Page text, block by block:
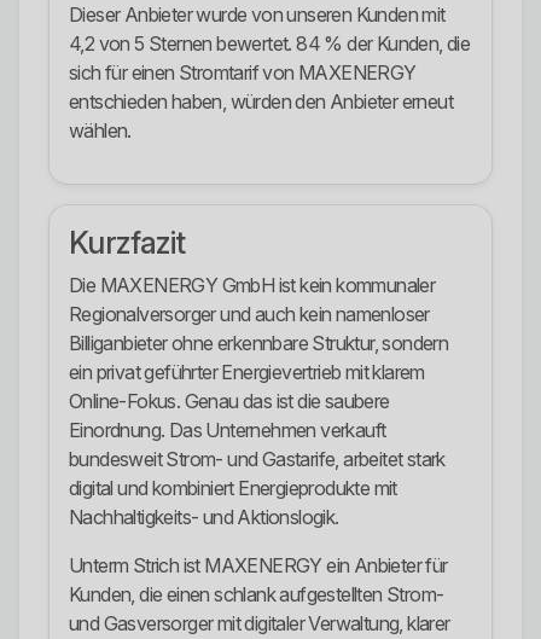
Dieser Anbieter wurde von unseren Kunden mit
4,2 von 5 Sternen bewertet. 84 % der Kunden, die
sich für einen Stromtarif von MAXENERGY
entschieden haben, würden den Anbieter erneut
wählen.
Kurzfazit
Die MAXENERGY GmbH ist kein kommunaler
Regionalversorger und auch kein namenloser
Billiganbieter ohne erkennbare Struktur, sondern
ein privat geführter Energievertrieb mit klarem
Online-Fokus. Genau das ist die saubere
Einordnung. Das Unternehmen verkauft
bundesweit Strom- und Gastarife, arbeitet stark
digital und kombiniert Energieprodukte mit
Nachhaltigkeits- und Aktionslogik.
Unterm Strich ist MAXENERGY ein Anbieter für
Kunden, die einen schlank aufgestellten Strom-
und Gasversorger mit digitaler Verwaltung, klarer